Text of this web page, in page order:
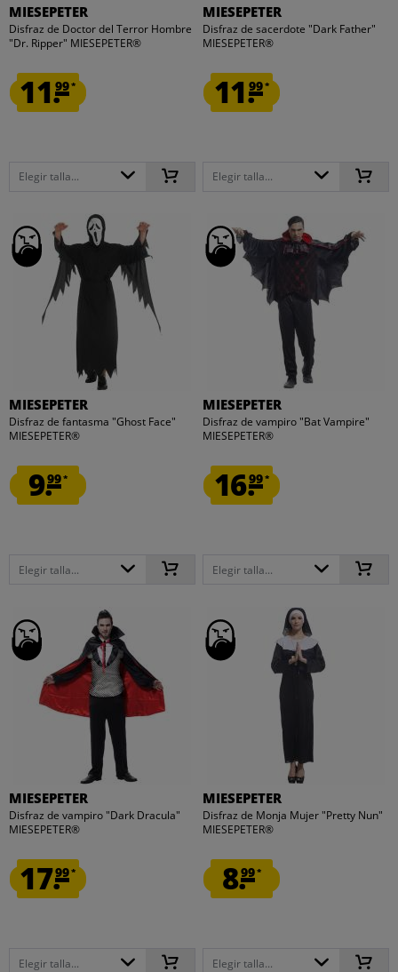
MIESEPETER
Disfraz de Doctor del Terror Hombre
"Dr. Ripper" MIESEPETER®
11.99*
Elegir talla...
MIESEPETER
Disfraz de sacerdote "Dark Father"
MIESEPETER®
11.99*
Elegir talla...
MIESEPETER
Disfraz de fantasma "Ghost Face"
MIESEPETER®
9.99*
Elegir talla...
MIESEPETER
Disfraz de vampiro "Bat Vampire"
MIESEPETER®
16.99*
Elegir talla...
MIESEPETER
Disfraz de vampiro "Dark Dracula"
MIESEPETER®
17.99*
Elegir talla...
MIESEPETER
Disfraz de Monja Mujer "Pretty Nun"
MIESEPETER®
8.99*
Elegir talla...